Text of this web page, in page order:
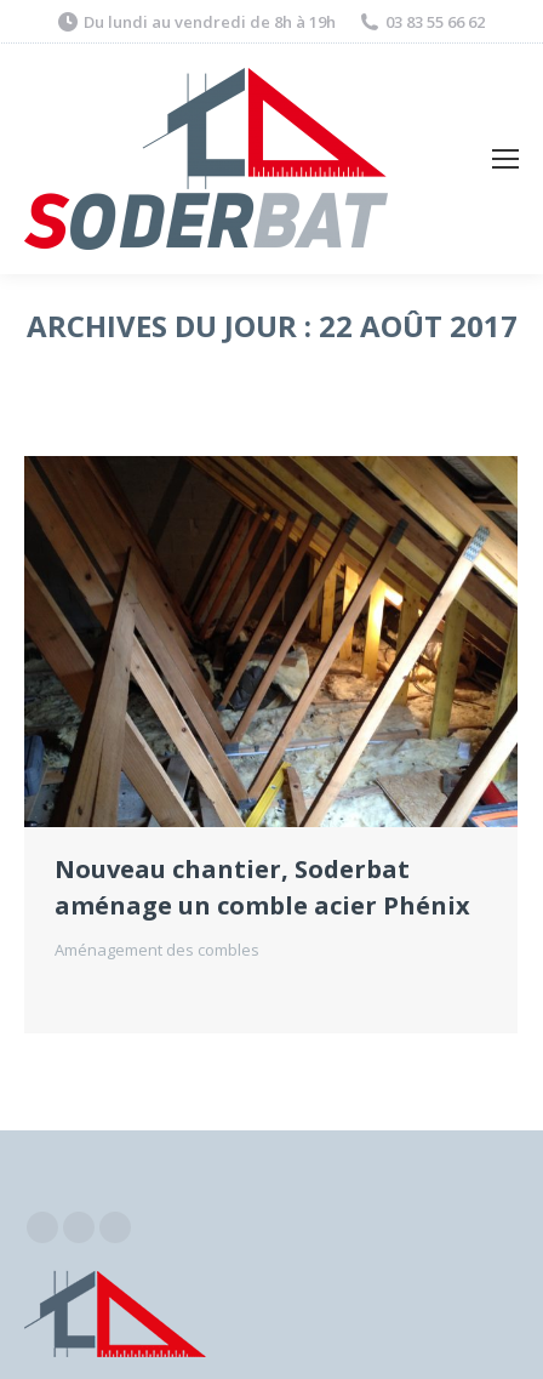
Du lundi au vendredi de 8h à 19h 03 83 55 66 62
ARCHIVES DU JOUR : 22 AOÛT 2017
Nouveau chantier, Soderbat
aménage un comble acier Phénix
Aménagement des combles